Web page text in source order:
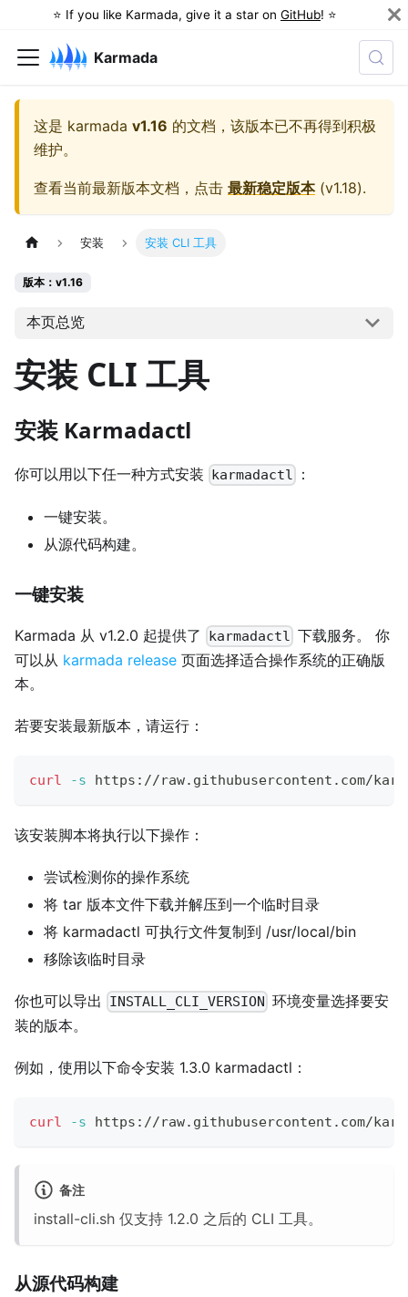
⭐️ If you like Karmada, give it a star on GitHub! ⭐️
Karmada
这是 karmada v1.16 的文档，该版本已不再得到积极
维护。
查看当前最新版本文档，点击 最新稳定版本(v1.18).
安装 安装 CLI 工具
版本：v1.16
本页总览
安装 CLI 工具
安装 Karmadactl
你可以用以下任一种方式安装 karmadactl ：
一键安装。
从源代码构建。
一键安装
Karmada 从 v1.2.0 起提供了 karmadactl 下载服务。 你
可以从 karmada release 页面选择适合操作系统的正确版
本。
若要安装最新版本，请运行：
curl -s https://raw.githubusercontent.com/
该安装脚本将执行以下操作：
尝试检测你的操作系统
将 tar 版本文件下载并解压到一个临时目录
将 karmadactl 可执行文件复制到 /usr/local/bin
移除该临时目录
你也可以导出 INSTALL_CLI_VERSION 环境变量选择要安
装的版本。
例如，使用以下命令安装 1.3.0 karmadactl：
curl -s https://raw.githubusercontent.com/
备注
install-cli.sh 仅支持 1.2.0 之后的 CLI 工具。
从源代码构建